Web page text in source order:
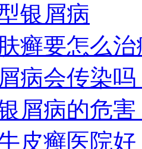
银屑病
癣要怎么治
病会传染吗
屑病的危害
皮癣医院